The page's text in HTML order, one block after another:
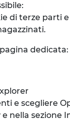
di terze parti
dedicata:
e scegliere
nella sezione